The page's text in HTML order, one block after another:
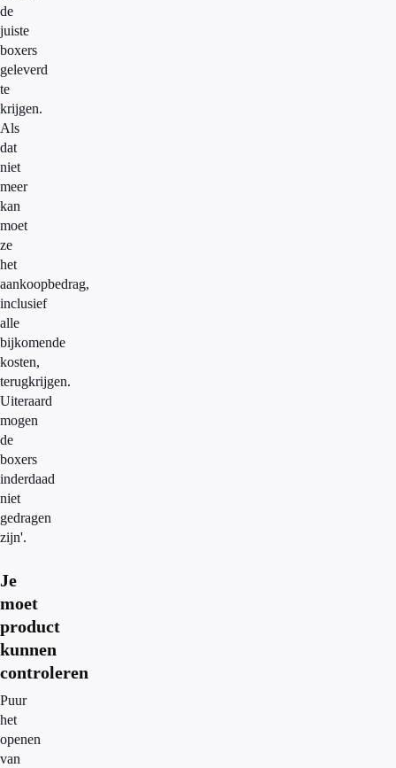
de
juiste
boxers
geleverd
te
krijgen.
Als
dat
niet
meer
kan
moet
ze
het
aankoopbedrag,
inclusief
alle
bijkomende
kosten,
terugkrijgen.
Uiteraard
mogen
de
boxers
inderdaad
niet
gedragen
zijn'.
Je
moet
product
kunnen
controleren
Puur
het
openen
van